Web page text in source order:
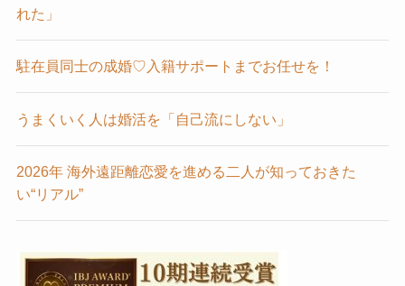
れた」
駐在員同士の成婚♡入籍サポートまでお任せを！
うまくいく人は婚活を「自己流にしない」
2026年 海外遠距離恋愛を進める二人が知っておきた
い“リアル”